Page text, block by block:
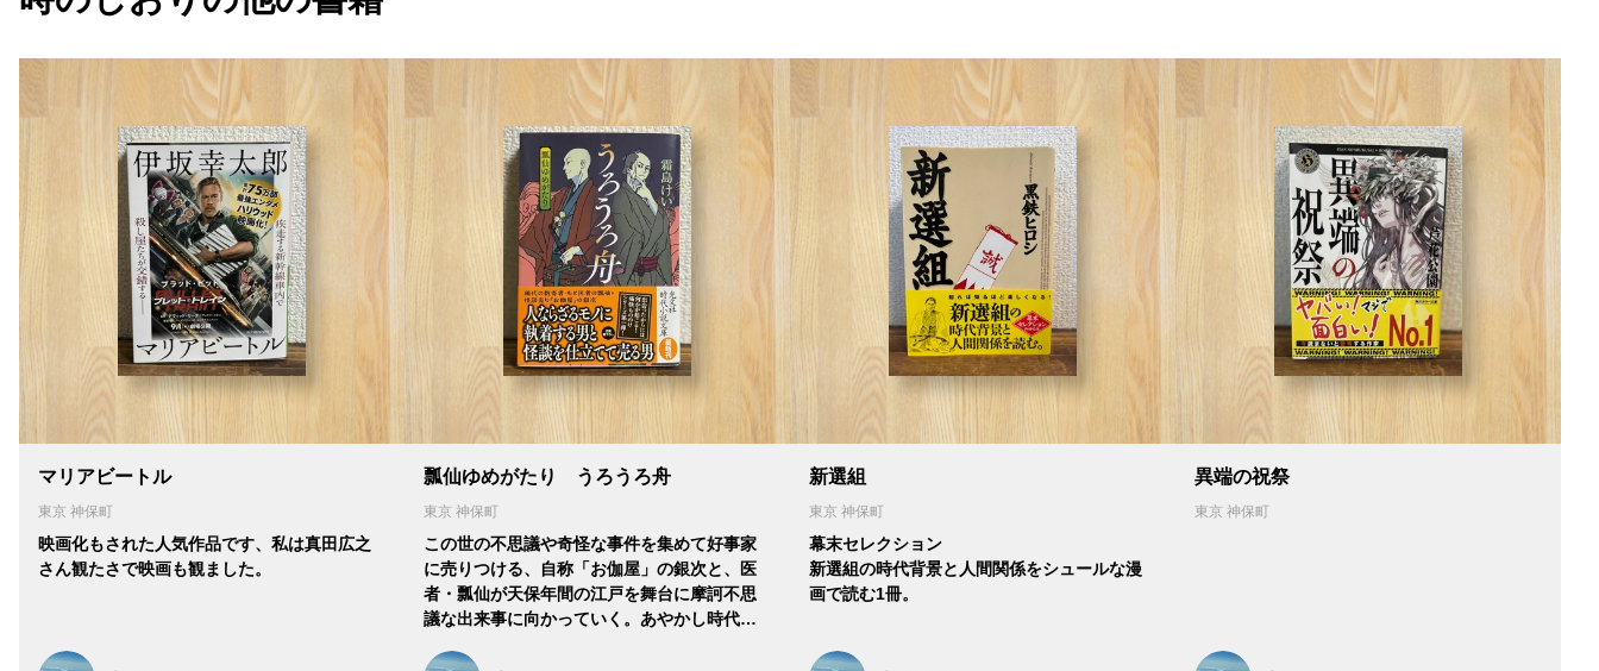
マリアビートル
東京 神保町
映画化もされた人気作品です、私は真田広之
さん観たさで映画も観ました。
瓢仙ゆめがたり うろうろ舟
東京 神保町
この世の不思議や奇怪な事件を集めて好事家
に売りつける、自称「お伽屋」の銀次と、医
者・瓢仙が天保年間の江戸を舞台に摩訶不思
議な出来事に向かっていく。あやかし時代…
新選組
東京 神保町
幕末セレクション
新選組の時代背景と人間関係をシュールな漫
画で読む1冊。
異端の祝祭
東京 神保町